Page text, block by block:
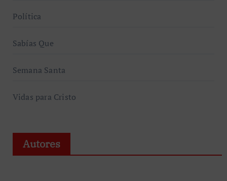
Política
Sabías Que
Semana Santa
Vidas para Cristo
Autores